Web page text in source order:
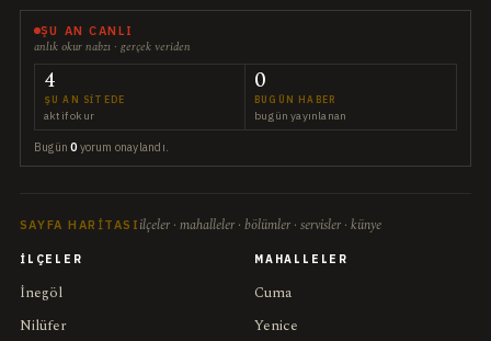
ŞU AN CANLI
anlık okur nabzı · gerçek veriden
4
ŞU AN SITEDE
aktif okur
0
BUGÜN HABER
bugün yayınlanan
Bugün0 yorum onaylandı.
SAYFA HARITASI ilçeler · mahalleler · bölümler · servisler · künye
İLÇELER
İnegöl
Nilüfer
MAHALLELER
Cuma
Yenice